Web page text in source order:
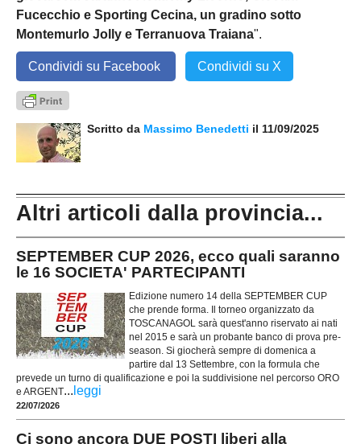
Fucecchio e Sporting Cecina, un gradino sotto
Montemurlo Jolly e Terranuova Traiana".
Condividi su Facebook Condividi su X
Scritto da Massimo Benedetti il 11/09/2025
Altri articoli dalla provincia...
SEPTEMBER CUP 2026, ecco quali saranno
le 16 SOCIETA' PARTECIPANTI
Edizione numero 14 della SEPTEMBER CUP
che prende forma. Il torneo organizzato da
TOSCANAGOL sarà quest'anno riservato ai nati
nel 2015 e sarà un probante banco di prova pre-
season. Si giocherà sempre di domenica a
partire dal 13 Settembre, con la formula che
prevede un turno di qualificazione e poi la suddivisione nel percorso ORO
e ARGENT... leggi
22/07/2026
Ci sono ancora DUE POSTI liberi alla